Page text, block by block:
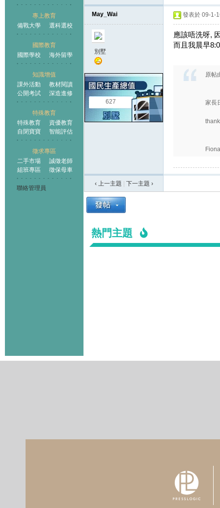
專上教育
備戰大學
選科選校
國際教育
國際學校
海外留學
知識增值
課外活動
教材閱讀
公開考試
深造進修
特殊教育
特殊教育
資優教育
自閉寶寶
智能評估
徵求專區
二手市場
誠徵老師
組班專區
徵保母車
聯絡管理員
May_Wai
別墅
627
發表於 09-1-
應該唔洗呀,
而且我晨早
原帖
家長
Fiona
‹ 上一主題 下一主題 ›
熱門主題